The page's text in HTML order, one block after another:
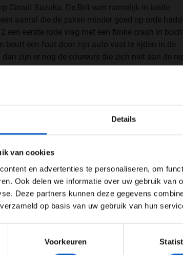
Details
van cookies
en advertenties te personaliseren, om
Ook delen we informatie over uw gebruik van
Deze partners kunnen deze gegevens
op basis van uw gebruik van hun
Voorkeuren
Circuit Suzuka. De Brit was namelijk in beide
aantal die de zaken minder goed op orde
een eerste rode vlag met een flinke crash in
beurt een fout door zijn auto vast te rijden in de
zijn er nog de coureurs die zich niet aan de
Het gaat daarbij om de volgende
Advertentie instellingen
Toon alle alcoholische
Toon alle kansspelenadvertenties